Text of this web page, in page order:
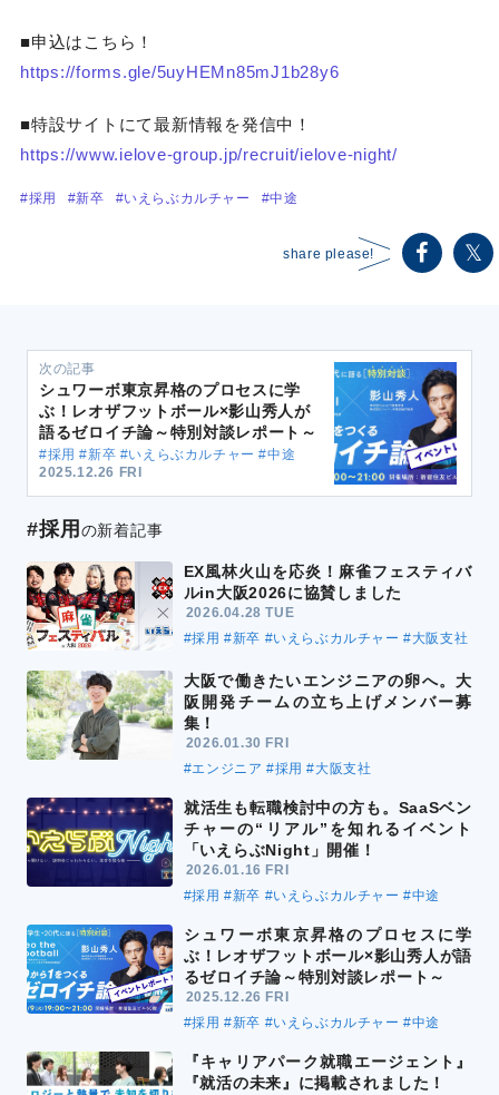
■申込はこちら！
https://forms.gle/5uyHEMn85mJ1b28y6
■特設サイトにて最新情報を発信中！
https://www.ielove-group.jp/recruit/ielove-night/
#採用 #新卒 #いえらぶカルチャー #中途
share please!
次の記事
シュワーボ東京昇格のプロセスに学
ぶ！レオザフットボール×影山秀人が
語るゼロイチ論～特別対談レポート～
#採用 #新卒 #いえらぶカルチャー #中途
2025.12.26 FRI
#採用 の新着記事
EX風林火山を応炎！麻雀フェスティバ
ルin大阪2026に協賛しました
2026.04.28 TUE
#採用 #新卒 #いえらぶカルチャー #大阪支社
大阪で働きたいエンジニアの卵へ。大
阪開発チームの立ち上げメンバー募
集！
2026.01.30 FRI
#エンジニア #採用 #大阪支社
就活生も転職検討中の方も。SaaSベン
チャーの“リアル”を知れるイベント
「いえらぶNight」開催！
2026.01.16 FRI
#採用 #新卒 #いえらぶカルチャー #中途
シュワーボ東京昇格のプロセスに学
ぶ！レオザフットボール×影山秀人が語
るゼロイチ論～特別対談レポート～
2025.12.26 FRI
#採用 #新卒 #いえらぶカルチャー #中途
『キャリアパーク就職エージェント』
『就活の未来』に掲載されました！